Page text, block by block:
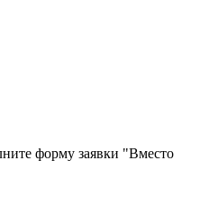
форму заявки "Вместо